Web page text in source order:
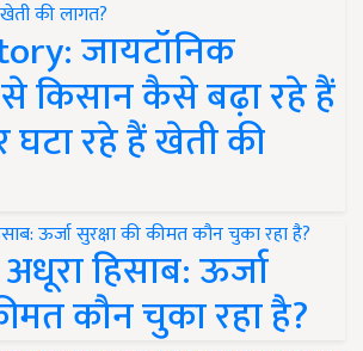
जायटॉनिक
किसान कैसे बढ़ा रहे हैं
घटा रहे हैं खेती की
हिसाब: ऊर्जा
कौन चुका रहा है?